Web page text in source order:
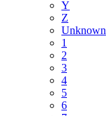
Y
Z
Unknown
1
2
3
4
5
6